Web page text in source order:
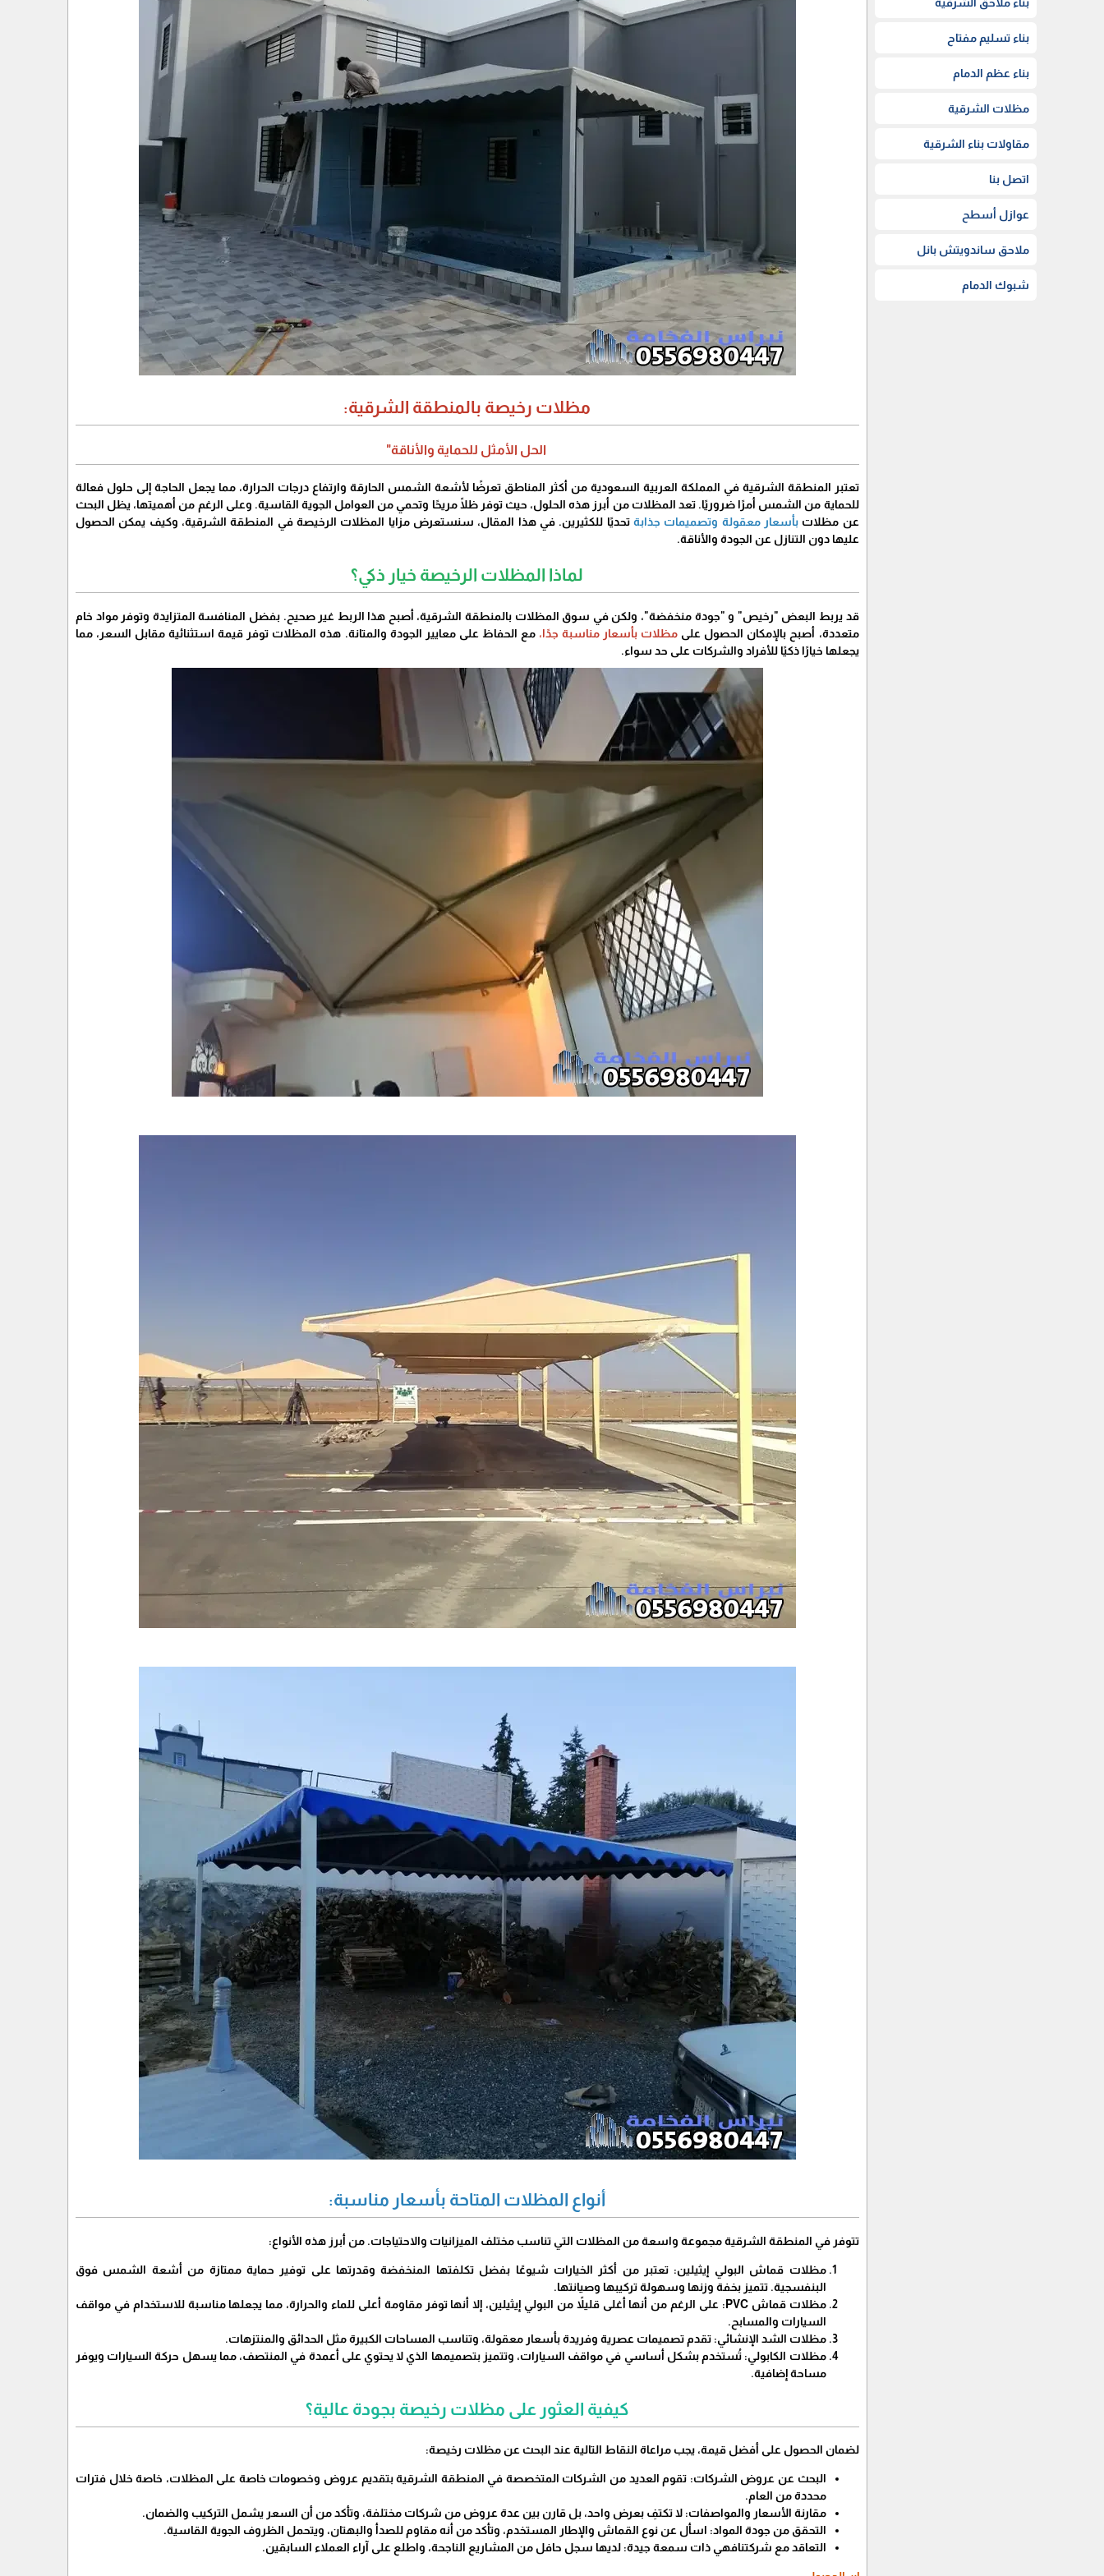
بناء تسليم مفتاح
بناء عظم الدمام
مظلات الشرقية
مقاولات بناء الشرقية
اتصل بنا
عوازل أسطح
ملاحق ساندويتش بانل
شبوك الدمام
مظلات رخيصة بالمنطقة الشرقية:
الحل الأمثل للحماية والأناقة"
​تعتبر المنطقة الشرقية في المملكة العربية السعودية من أكثر المناطق تعرضًا لأشعة الشمس الحارقة وارتفاع درجات الحرارة، مما يجعل الحاجة إلى حلول فعالة
للحماية من الشمس أمرًا ضروريًا. تعد المظلات من أبرز هذه الحلول، حيث توفر ظلًا مريحًا وتحمي من العوامل الجوية القاسية. وعلى الرغم من أهميتها، يظل البحث
عن مظلاتبأسعار معقولة وتصميمات جذابةتحديًا للكثيرين. في هذا المقال، سنستعرض مزايا المظلات الرخيصة في المنطقة الشرقية، وكيف يمكن الحصول
عليها دون التنازل عن الجودة والأناقة.
لماذا المظلات الرخيصة خيار ذكي؟
​قد يربط البعض "رخيص" و "جودة منخفضة"، ولكن في سوق المظلات بالمنطقة الشرقية، أصبح هذا الربط غير صحيح. بفضل المنافسة المتزايدة وتوفر مواد خام
متعددة، أصبح بالإمكان الحصول على مظلات بأسعار مناسبة جدًا، مع الحفاظ على معايير الجودة والمتانة. هذه المظلات توفر قيمة استثنائية مقابل السعر، مما
يجعلها خيارًا ذكيًا للأفراد والشركات على حد سواء.
​أنواع المظلات المتاحة بأسعار مناسبة:
​تتوفر في المنطقة الشرقية مجموعة واسعة من المظلات التي تناسب مختلف الميزانيات والاحتياجات. من أبرز هذه الأنواع:
​مظلات قماش البولي إيثيلين: تعتبر من أكثر الخيارات شيوعًا بفضل تكلفتها المنخفضة وقدرتها على توفير حماية ممتازة من أشعة الشمس فوق
البنفسجية. تتميز بخفة وزنها وسهولة تركيبها وصيانتها.
​مظلات قماش PVC: على الرغم من أنها أغلى قليلاً من البولي إيثيلين، إلا أنها توفر مقاومة أعلى للماء والحرارة، مما يجعلها مناسبة للاستخدام في مواقف
السيارات والمسابح.
​مظلات الشد الإنشائي: تقدم تصميمات عصرية وفريدة بأسعار معقولة، وتناسب المساحات الكبيرة مثل الحدائق والمنتزهات.
​مظلات الكابولي: تُستخدم بشكل أساسي في مواقف السيارات، وتتميز بتصميمها الذي لا يحتوي على أعمدة في المنتصف، مما يسهل حركة السيارات ويوفر
مساحة إضافية.
​كيفية العثور على مظلات رخيصة بجودة عالية؟
​لضمان الحصول على أفضل قيمة، يجب مراعاة النقاط التالية عند البحث عن مظلات رخيصة:
​البحث عن عروض الشركات: تقوم العديد من الشركات المتخصصة في المنطقة الشرقية بتقديم عروض وخصومات خاصة على المظلات، خاصة خلال فترات
محددة من العام.
​مقارنة الأسعار والمواصفات: لا تكتفِ بعرض واحد، بل قارن بين عدة عروض من شركات مختلفة، وتأكد من أن السعر يشمل التركيب والضمان.
​التحقق من جودة المواد: اسأل عن نوع القماش والإطار المستخدم، وتأكد من أنه مقاوم للصدأ والبهتان، ويتحمل الظروف الجوية القاسية.
​التعاقد مع شركتنافهي ذات سمعة جيدة: لديها سجل حافل من المشاريع الناجحة، واطلع على آراء العملاء السابقين.